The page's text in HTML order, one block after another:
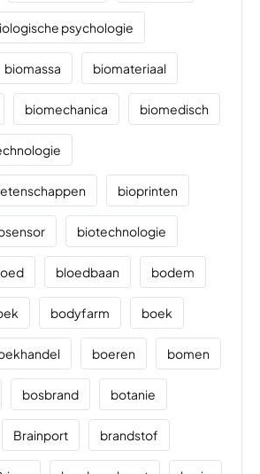
psychologie
biomassa biomateriaal
biomechanica biomedisch
bioprinten
biotechnologie
bloedbaan bodem
bodyfarm boek
boeren bomen
bosbrand botanie
Brainport brandstof